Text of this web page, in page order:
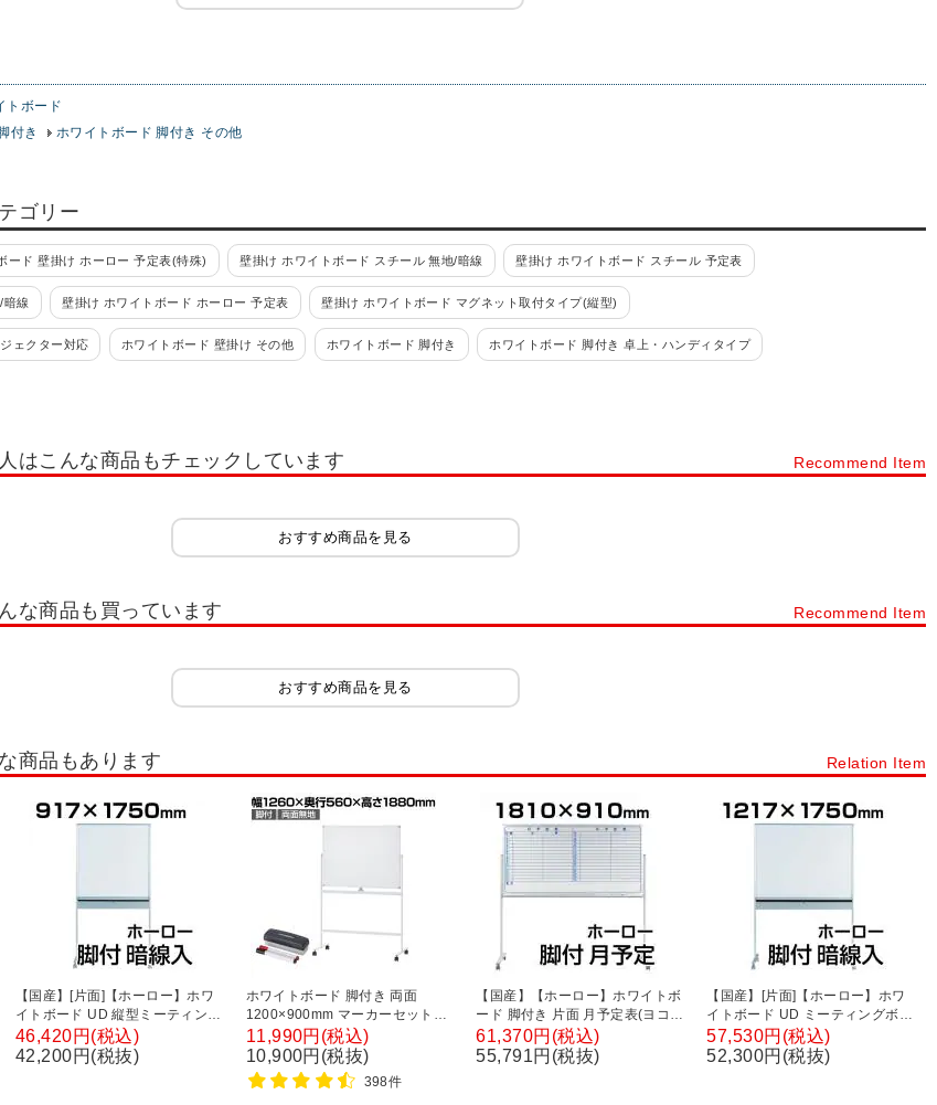
トボード
付き ホワイトボード 脚付き その他
ゴリー
ード 壁掛け ホーロー 予定表(特殊) 壁掛け ホワイトボード スチール 無地/暗線 壁掛け ホワイトボード スチール 予定表
暗線 壁掛け ホワイトボード ホーロー 予定表 壁掛け ホワイトボード マグネット取付タイプ(縦型)
ェクター対応 ホワイトボード 壁掛け その他 ホワイトボード 脚付き ホワイトボード 脚付き 卓上・ハンディタイプ
ホワイトボード 月予定表 カレンダー 脚付き 月予定表 カレンダー 壁掛け
ホワイトボード パーテーション ホワイトボード用品
はこんな商品もチェックしています Recommend Item
おすすめ商品を見る
な商品も買っています Recommend Item
おすすめ商品を見る
商品もあります Relation Item
【国産】[片面]【ホーロー】ホワ
イトボード UD 縦型ミーティング
ボード/幅917×高さ1750mm・暗
線入
46,420円(税込)
42,200円(税抜)
ホワイトボード 脚付き 両面
1200×900mm マーカーセット付
き マグネット対応 OC-
WB1290R2 白板
11,990円(税込)
10,900円(税抜)
398件
【国産】【ホーロー】ホワイトボ
ード 脚付き 片面 月予定表(ヨコ)/
幅1810×高さ910mm
61,370円(税込)
55,791円(税抜)
【国産】[片面]【ホーロー】ホワ
イトボード UD ミーティングボー
ド/幅1217×高さ1750mm・暗線
入
57,530円(税込)
52,300円(税抜)